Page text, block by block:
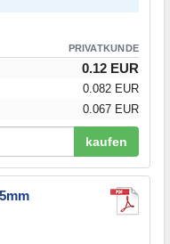
PRIVATKUNDE
0.12 EUR
0.082 EUR
0.067 EUR
kaufen